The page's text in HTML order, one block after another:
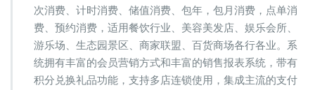
次消费、计时消费、储值消费、包年，包月消费，点单消
费、预约消费，适用餐饮行业、美容美发店、娱乐会所、
游乐场、生态园景区、商家联盟、百货商场各行各业。系
统拥有丰富的会员营销方式和丰富的销售报表系统，带有
积分兑换礼品功能，支持多店连锁使用，集成主流的支付